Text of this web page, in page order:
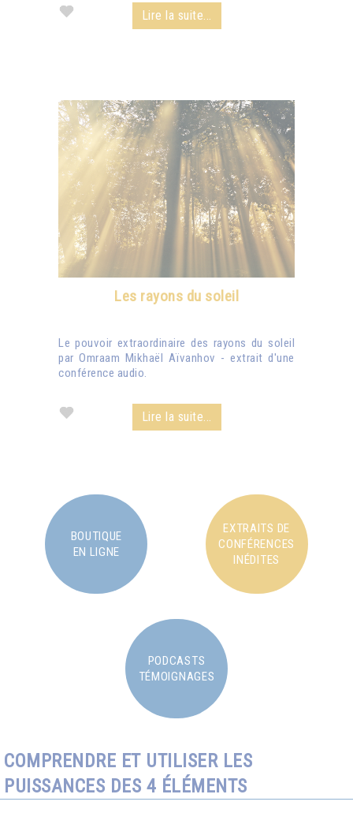
Lire la suite...
Les rayons du soleil
Le pouvoir extraordinaire des rayons du soleil
par Omraam Mikhaël Aïvanhov - extrait d'une
conférence audio.
Lire la suite...
BOUTIQUE
EN LIGNE
EXTRAITS DE
CONFÉRENCES
INÉDITES
PODCASTS
TÉMOIGNAGES
COMPRENDRE ET UTILISER LES
PUISSANCES DES 4 ÉLÉMENTS